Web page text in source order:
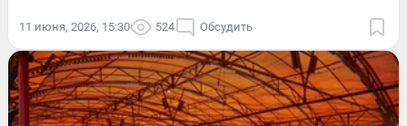
11 июня, 2026, 15:30 524 Обсудить